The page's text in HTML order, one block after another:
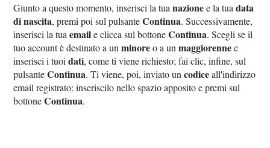
Giunto a questo momento, inserisci la tuanazionee la tuadata
di nascita, premi poi sul pulsanteContinua. Successivamente,
inserisci la tuaemaile clicca sul bottoneContinua. Scegli se il
tuo account è destinato a unminoreo a unmaggiorennee
inserisci i tuoidati, come ti viene richiesto; fai clic, infine, sul
pulsanteContinua. Ti viene, poi, inviato uncodiceall'indirizzo
email registrato: inseriscilo nello spazio apposito e premi sul
bottoneContinua.